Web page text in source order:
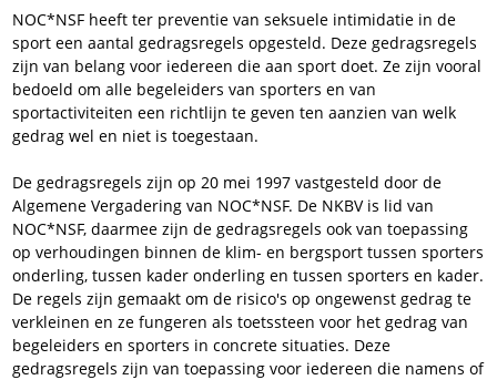
NOC*NSF heeft ter preventie van seksuele intimidatie in de
sport een aantal gedragsregels opgesteld. Deze gedragsregels
zijn van belang voor iedereen die aan sport doet. Ze zijn vooral
bedoeld om alle begeleiders van sporters en van
sportactiviteiten een richtlijn te geven ten aanzien van welk
gedrag wel en niet is toegestaan.
De gedragsregels zijn op 20 mei 1997 vastgesteld door de
Algemene Vergadering van NOC*NSF. De NKBV is lid van
NOC*NSF, daarmee zijn de gedragsregels ook van toepassing
op verhoudingen binnen de klim- en bergsport tussen sporters
onderling, tussen kader onderling en tussen sporters en kader.
De regels zijn gemaakt om de risico's op ongewenst gedrag te
verkleinen en ze fungeren als toetssteen voor het gedrag van
begeleiders en sporters in concrete situaties. Deze
gedragsregels zijn van toepassing voor iedereen die namens of